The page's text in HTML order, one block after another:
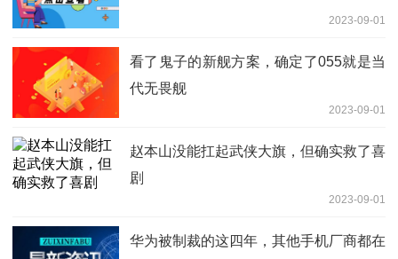
2023-09-01
看了鬼子的新舰方案，确定了055就是当
代无畏舰
2023-09-01
赵本山没能扛起武侠大旗，但确实救了喜
剧
2023-09-01
华为被制裁的这四年，其他手机厂商都在